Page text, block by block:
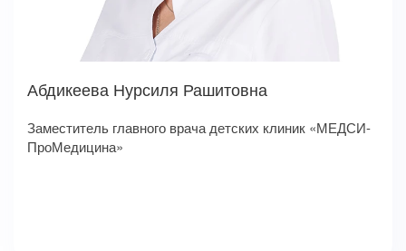
Абдикеева Нурсиля Рашитовна
Заместитель главного врача детских клиник «МЕДСИ-
ПроМедицина»